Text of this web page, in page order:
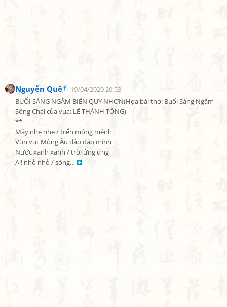
Nguyễn Quê
19/04/2020 20:53
BUỔI SÁNG NGẮM BIỂN QUY NHƠN(Họa bài thơ: Buổi Sáng Ngắm
Sông Chài của vua: LÊ THÁNH TÔNG)
**
Mây nhẹ nhẹ / biển mông mênh
Vùn vụt Mòng Âu đảo đảo mình
Nước xanh xanh / trời ửng ửng
Ai! nhỏ nhỏ / sóng…